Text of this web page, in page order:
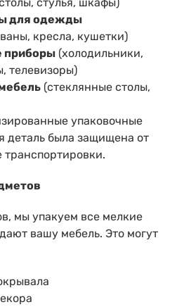
стулья, шкафы)
для одежды
кресла, кушетки)
приборы (холодильники,
телевизоры)
(стеклянные столы,
упаковочные
деталь была защищена от
мы упакуем все мелкие
вашу мебель. Это могут